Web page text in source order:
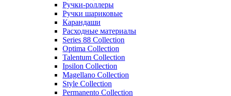
Ручки-роллеры
Ручки шариковые
Карандаши
Расходные материалы
Series 88 Collection
Optima Collection
Talentum Collection
Ipsilon Collection
Magellano Collection
Style Collection
Permanento Collection